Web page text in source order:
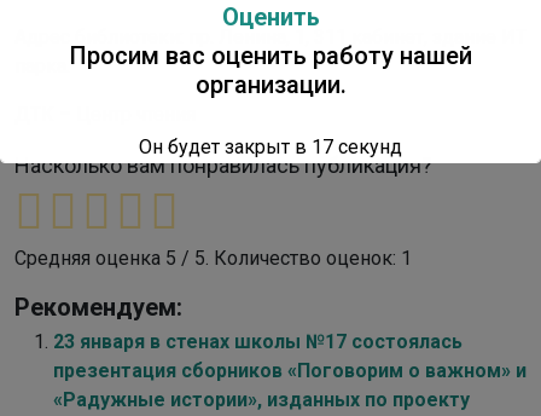
Адрес библиотеки: пр. Ленина, 1, 311 кабинет, здание ИТ
Насколько вам понравилась публикация?
Средняя оценка 5 / 5. Количество оценок: 1
Рекомендуем:
23 января в стенах школы №17 состоялась
презентация сборников «Поговорим о важном» и
«Радужные истории», изданных по проекту
Оценить
Просим вас оценить работу нашей
организации.
Он будет закрыт в 17 секунд